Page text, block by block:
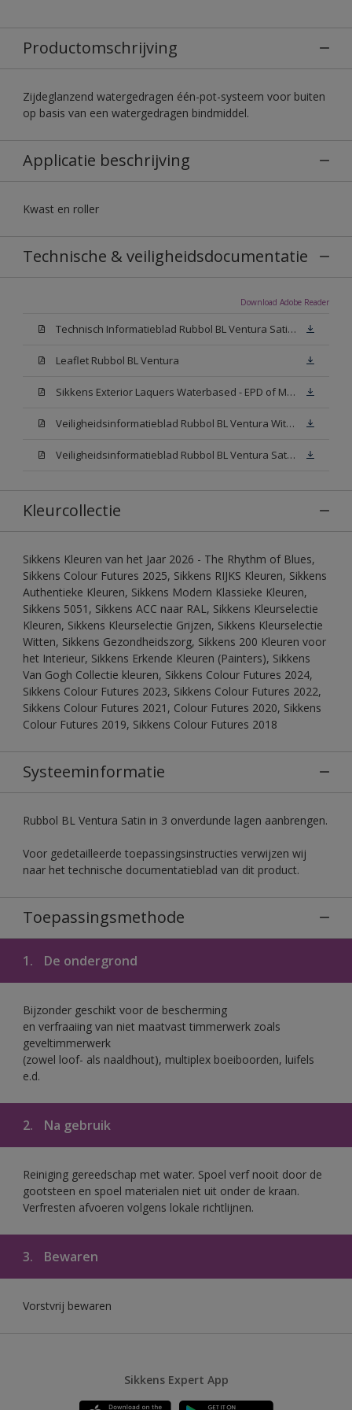
Productomschrijving
Zijdeglanzend watergedragen één-pot-systeem voor buiten
op basis van een watergedragen bindmiddel.
Applicatie beschrijving
Kwast en roller
Technische & veiligheidsdocumentatie
Download Adobe Reader
Technisch Informatieblad Rubbol BL Ventura Satin (PDF)
Leaflet Rubbol BL Ventura
Sikkens Exterior Laquers Waterbased - EPD of Milieuproductverklaring
Veiligheidsinformatieblad Rubbol BL Ventura Wit W05(MSDS)
Veiligheidsinformatieblad Rubbol BL Ventura Satin N00 (MSDS)
Kleurcollectie
Sikkens Kleuren van het Jaar 2026 - The Rhythm of Blues,
Sikkens Colour Futures 2025, Sikkens RIJKS Kleuren, Sikkens
Authentieke Kleuren, Sikkens Modern Klassieke Kleuren,
Sikkens 5051, Sikkens ACC naar RAL, Sikkens Kleurselectie
Kleuren, Sikkens Kleurselectie Grijzen, Sikkens Kleurselectie
Witten, Sikkens Gezondheidszorg, Sikkens 200 Kleuren voor
het Interieur, Sikkens Erkende Kleuren (Painters), Sikkens
Van Gogh Collectie kleuren, Sikkens Colour Futures 2024,
Sikkens Colour Futures 2023, Sikkens Colour Futures 2022,
Sikkens Colour Futures 2021, Colour Futures 2020, Sikkens
Colour Futures 2019, Sikkens Colour Futures 2018
Systeeminformatie
Rubbol BL Ventura Satin in 3 onverdunde lagen aanbrengen.
Voor gedetailleerde toepassingsinstructies verwijzen wij
naar het technische documentatieblad van dit product.
Toepassingsmethode
1. De ondergrond
Bijzonder geschikt voor de bescherming
en verfraaiing van niet maatvast timmerwerk zoals
geveltimmerwerk
(zowel loof- als naaldhout), multiplex boeiboorden, luifels
e.d.
2. Na gebruik
Reiniging gereedschap met water. Spoel verf nooit door de
gootsteen en spoel materialen niet uit onder de kraan.
Verfresten afvoeren volgens lokale richtlijnen.
3. Bewaren
Vorstvrij bewaren
Sikkens Expert App